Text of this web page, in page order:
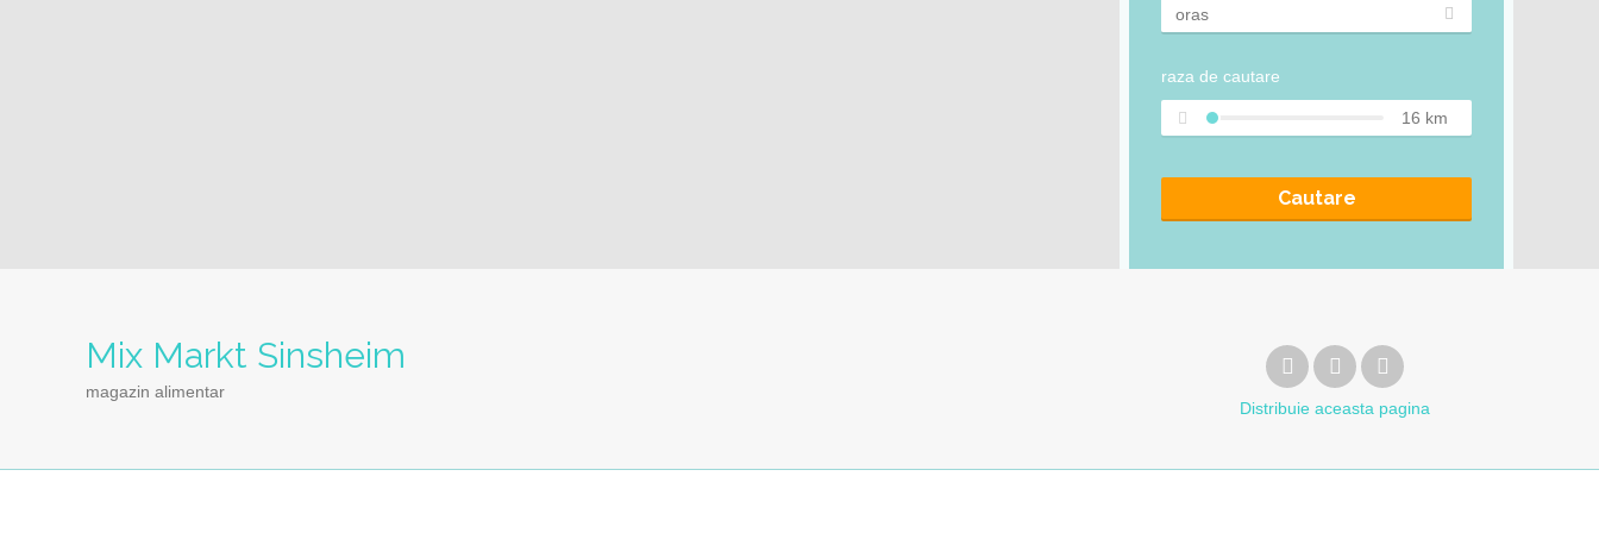
raza de cautare
16 km
Cautare
Mix Markt Sinsheim
magazin alimentar
Distribuie aceasta pagina